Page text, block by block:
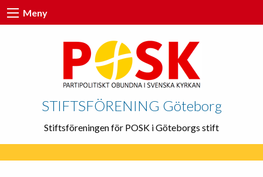
Meny
STIFTSFÖRENING Göteborg
Stiftsföreningen för POSK i Göteborgs stift